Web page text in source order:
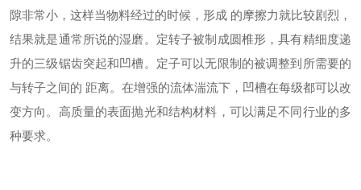
隙非常小，这样当物料经过的时候，形成 的摩擦力就比较剧烈，
结果就是通常所说的湿磨。定转子被制成圆椎形，具有精细度递
升的三级锯齿突起和凹槽。定子可以无限制的被调整到所需要的
与转子之间的 距离。在增强的流体湍流下，凹槽在每级都可以改
变方向。高质量的表面抛光和结构材料，可以满足不同行业的多
种要求。